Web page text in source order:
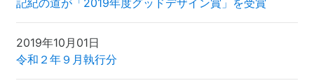
記紀の道が「2019年度グッドデザイン賞」を受賞
2019年10月01日
令和２年９月執行分